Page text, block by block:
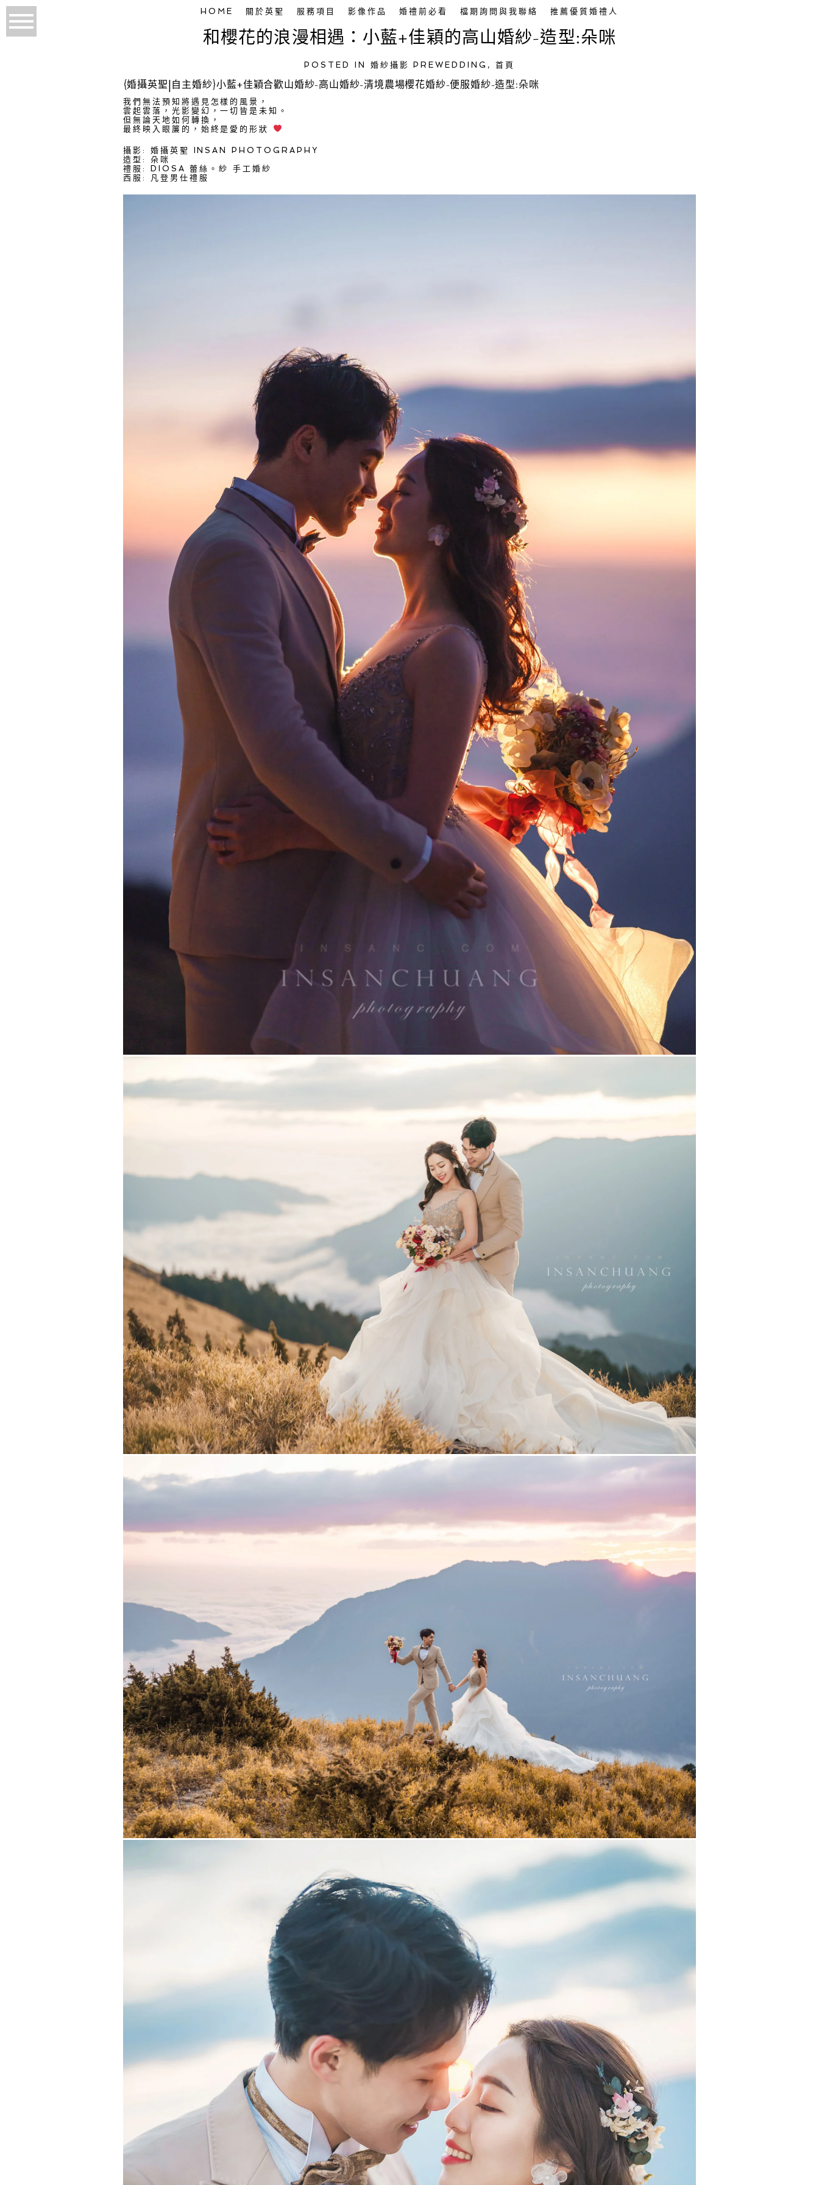
HOME 關於英聖 服務項目 影像作品 婚禮前必看 檔期詢問與我聯絡 推薦優質婚禮人
和櫻花的浪漫相遇：小藍+佳穎的高山婚紗-造型:朵咪
POSTED IN 婚紗攝影 PREWEDDING ,首頁
{婚攝英聖|自主婚紗}小藍+佳穎合歡山婚紗-高山婚紗-清境農場櫻花婚紗-便服婚紗-造型:朵咪
我們無法預知將遇見怎樣的風景，
雲起雲落，光影變幻，一切皆是未知。
但無論天地如何轉換，
最終映入眼簾的，始終是愛的形狀
攝影: 婚攝英聖 INSAN PHOTOGRAPHY
造型: 朵咪
禮服: DIOSA 蕾絲。紗 手工婚紗
西服: 凡登男仕禮服